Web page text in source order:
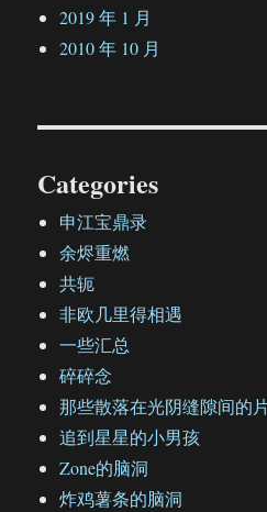
2019 年 1 月
2010 年 10 月
Categories
申江宝鼎录
余烬重燃
共轭
非欧几里得相遇
一些汇总
碎碎念
那些散落在光阴缝隙间的
追到星星的小男孩
Zone的脑洞
炸鸡薯条的脑洞